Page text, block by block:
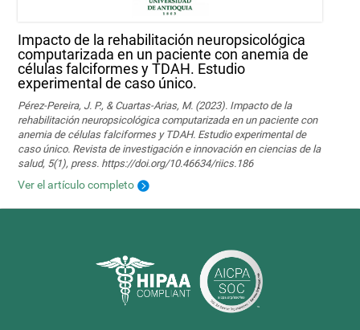
Impacto de la rehabilitación neuropsicológica
computarizada en un paciente con anemia de
células falciformes y TDAH. Estudio
experimental de caso único.
Pérez-Pereira, J. P., & Cuartas-Arias, M. (2023). Impacto de la
rehabilitación neuropsicológica computarizada en un paciente con
anemia de células falciformes y TDAH. Estudio experimental de
caso único. Revista de investigación e innovación en ciencias de la
salud, 5(1), press. https://doi.org/10.46634/riics.186
Ver el artículo completo